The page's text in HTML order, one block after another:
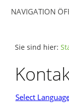
NAVIGATION
Sie sind hier:
Select